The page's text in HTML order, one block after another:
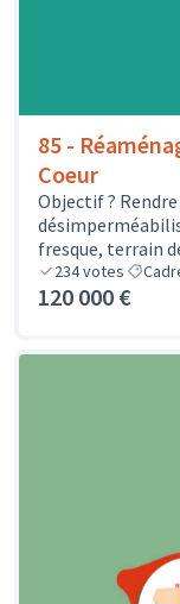
85 -
Coeur
Objectif ?
fresque, terrain
234votes
120 000 €